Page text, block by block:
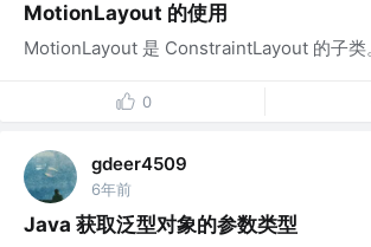
MotionLayout 的使用
MotionLayout 是 ConstraintLayout 的子类
0
gdeer4509
6年前
Java 获取泛型对象的参数类型